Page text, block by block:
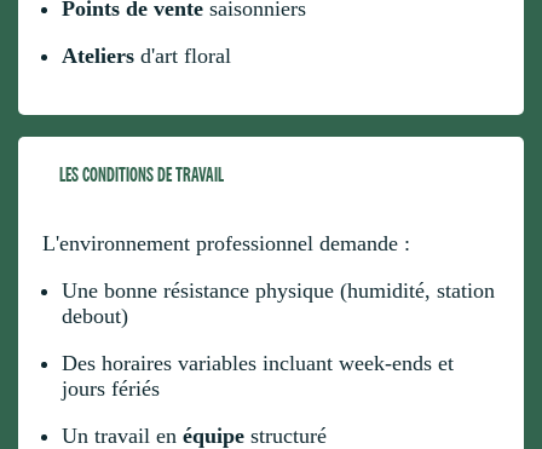
Points de vente saisonniers
Ateliers d'art floral
LES CONDITIONS DE TRAVAIL
L'environnement professionnel demande :
Une bonne résistance physique (humidité, station
debout)
Des horaires variables incluant week-ends et
jours fériés
Un travail en équipe structuré